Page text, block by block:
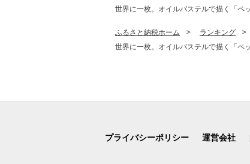
世界に一枚。オイルパステルで描く「ペ
ふるさと納税ホーム ランキング
世界に一枚。オイルパステルで描く「ペ
プライバシーポリシー 運営会社